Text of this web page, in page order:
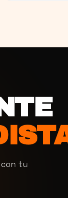
con tu